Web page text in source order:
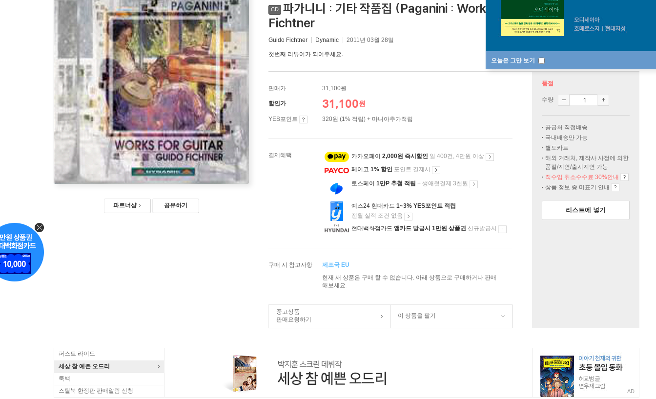
오늘은 그만 보기
파트너샵 공유하기
CD
파가니니 : 기타 작품집 (Paganini : Works for Guitar (CD) - Guido
Fichtner
Guido Fichtner Dynamic 2011년 03월 28일
첫번째 리뷰어가 되어주세요.
판매가 31,100원
할인가 31,100원
YES포인트 320원 (1% 적립) + 마니아추가적립
결제혜택 카카오페이 2,000원 즉시할인 일 400건, 4만원 이상
페이코 1% 할인 포인트 결제시
토스페이 1만P 추첨 적립 + 생애첫결제 3천원
예스24 현대카드 1~3% YES포인트 적립
전월 실적 조건 없음
현대백화점카드 앱카드 발급시 1만원 상품권 신규발급시
구매 시 참고사항
제조국 EU
현재 새 상품은 구매 할 수 없습니다. 아래 상품으로 구매하거나 판매
해보세요.
중고상품
판매요청하기
이 상품을 팔기
품절
수량
공급처 직접배송
국내배송만 가능
별도카트
해외 거래처, 제작사 사정에 의한
품절/지연/출시지연 가능
직수입 취소수수료 30%안내
상품 정보 중 미표기 안내
리스트에 넣기
퍼스트 라이드
세상 참 예쁜 오드리
룩백
스틸북 한정판 판매알림 신청
AD